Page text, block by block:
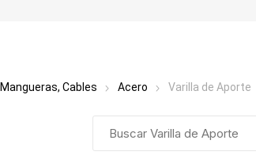
Cables Acero Varilla de Aporte